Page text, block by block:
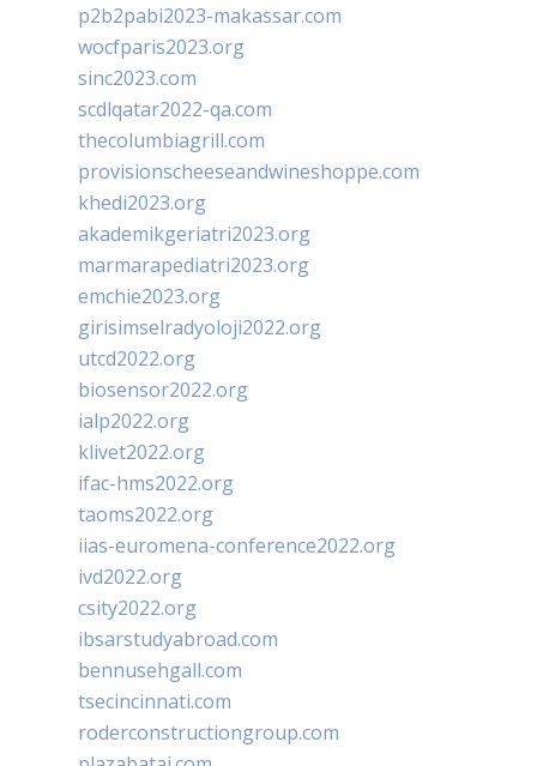
p2b2pabi2023-makassar.com
wocfparis2023.org
sinc2023.com
scdlqatar2022-qa.com
thecolumbiagrill.com
provisionscheeseandwineshoppe.com
khedi2023.org
akademikgeriatri2023.org
marmarapediatri2023.org
emchie2023.org
girisimselradyoloji2022.org
utcd2022.org
biosensor2022.org
ialp2022.org
klivet2022.org
ifac-hms2022.org
taoms2022.org
iias-euromena-conference2022.org
ivd2022.org
csity2022.org
ibsarstudyabroad.com
bennusehgall.com
tsecincinnati.com
roderconstructiongroup.com